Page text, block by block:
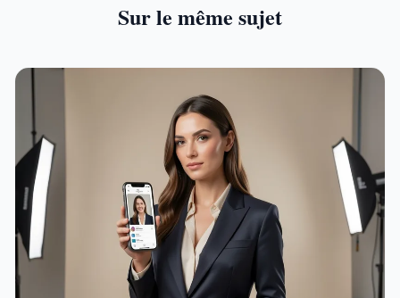
Sur le même sujet